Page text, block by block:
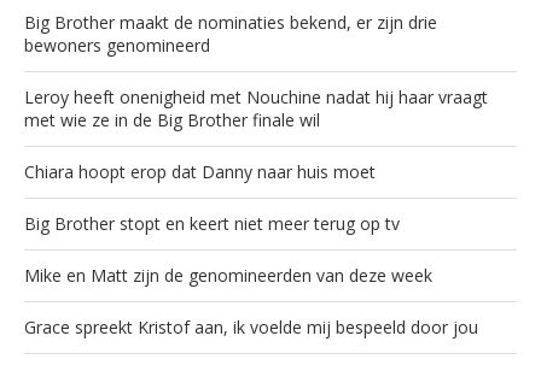
Big Brother maakt de nominaties bekend, er zijn drie
bewoners genomineerd
Leroy heeft onenigheid met Nouchine nadat hij haar vraagt
met wie ze in de Big Brother finale wil
Chiara hoopt erop dat Danny naar huis moet
Big Brother stopt en keert niet meer terug op tv
Mike en Matt zijn de genomineerden van deze week
Grace spreekt Kristof aan, ik voelde mij bespeeld door jou